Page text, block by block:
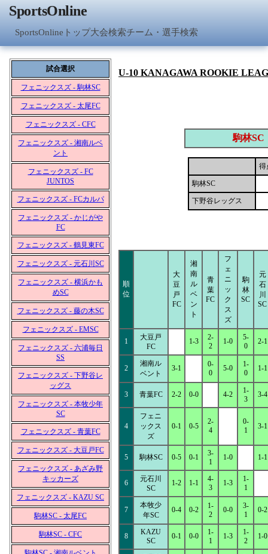
SportsOnline
SportsOnlineトップ大会検索チーム・選手検索
試合選択
フェニックスズ - 駒林SC
フェニックスズ - 太尾FC
フェニックスズ - CFC
フェニックスズ - 湘南ルベ
ント
フェニックスズ - FC
JUNTOS
フェニックスズ - FCカルパ
フェニックスズ - かじがや
FC
フェニックスズ - 鶴見東FC
フェニックスズ - 元石川SC
フェニックスズ - 横浜かも
めSC
フェニックスズ - 藤の木SC
フェニックスズ - EMSC
フェニックスズ - 六浦毎日
SS
フェニックスズ - 下野谷レ
ッグス
フェニックスズ - 本牧少年
SC
フェニックスズ - 青葉FC
フェニックスズ - 大豆戸FC
フェニックスズ - あざみ野
キッカーズ
フェニックスズ - KAZU SC
駒林SC - 太尾FC
駒林SC - CFC
U-10 KANAGAWA ROOKIE
駒林SC
得
駒林SC
下野谷レッグス
順
位
大
豆
戸
FC
湘
南
ル
ベ
ン
ト
青
葉
FC
フ
ェ
ニ
ッ
ク
ス
ズ
駒
林
SC
元
石
川
SC
1
大豆戸
FC
1-3
2-
2
1-0
5-
0
2-1
2
湘南ル
ベント
3-1
0-
0
5-0
1-
0
1-1
3 青葉FC 2-2 0-0 4-2
1-
3
3-4
4
フェニ
ックス
ズ
0-1 0-5
2-
4
0-
1
3-1
5 駒林SC 0-5 0-1
3-
1
1-0 1-1
6
元石川
SC
1-2 1-1
4-
3
1-3
1-
1
7
本牧少
年SC
0-4 0-2
1-
2
0-0
3-
1
0-2
8
KAZU
SC
0-1 0-0
1-
1
1-3
1-
2
1-0